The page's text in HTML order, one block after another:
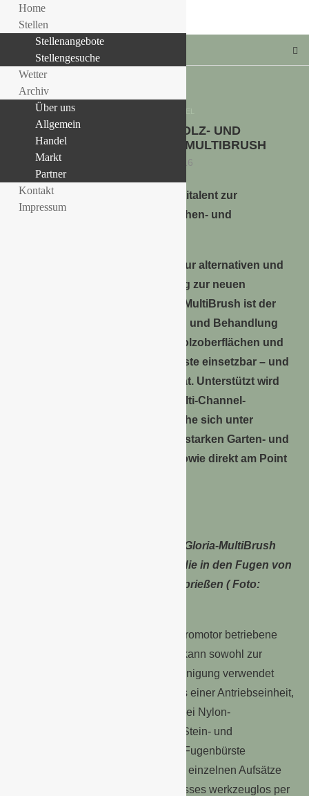
GLORIA: STEIN-, HOLZ- UND
FUGENREINIGUNG MIT MULTIBRUSH
22. Februar 2016
Das Multitalent zur
Oberflächen- und
GLORIA ergänzt sein Sortiment zur alternativen und
komfortablen Unkrautbeseitigung zur neuen
Gartensaison. Die Elektrobürste MultiBrush ist der
komfortable Helfer zur Reinigung und Behandlung
von verschiedenen Stein- und Holzoberflächen und
ist zudem als effektive Fugenbürste einsetzbar – und
das alles mit einem einzigen Gerät. Unterstützt wird
die Markteinführung mit einer Multi-Channel-
Kommunikationskampagne welche sich unter
anderem in Anzeigen in auflagenstarken Garten- und
Heimwerkermagazinen, Online sowie direkt am Point
Mit der Fugenbürste entfernt die Gloria-MultiBrush
mühelos Unkräuter und Moose, die in den Fugen von
Terrassen- und Gehwegplatten sprießen ( Foto:
Das mit einem 500 W starken Elektromotor betriebene
Gerät mit innovativer Multifunktion kann sowohl zur
Oberflächen- als auch zur Fugenreinigung verwendet
werden. Die MultiBrush besteht aus einer Antriebseinheit,
an die sich einfach und bequem zwei Nylon-
Bürstenwalzen zur Reinigung von Stein- und
Holzoberflächen sowie eine Draht-Fugenbürste
montieren lassen. Der Wechsel der einzelnen Aufsätze
erfolgt mit Hilfe eines Rastverschlusses werkzeuglos per
Home
Stellen
Stellenangebote
Stellengesuche
Wetter
Archiv
Über uns
Allgemein
Handel
Markt
Partner
Kontakt
Impressum